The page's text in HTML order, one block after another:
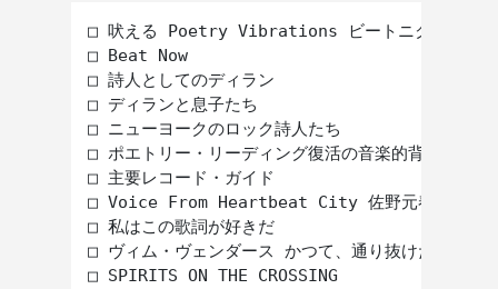
□ 吠える Poetry Vibrations ビートニクからラッ
□ Beat Now
□ 詩人としてのディラン
□ ディランと息子たち
□ ニューヨークのロック詩人たち
□ ポエトリー・リーディング復活の音楽的背景
□ 主要レコード・ガイド
□ Voice From Heartbeat City 佐野元春インタ
□ 私はこの歌詞が好きだ
□ ヴィム・ヴェンダース かつて、通り抜けた場所
□ SPIRITS ON THE CROSSING